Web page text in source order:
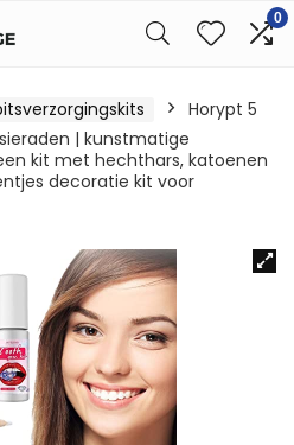
0
Horypt 5
| kunstmatige
kit met hechthars, katoenen
decoratie kit voor